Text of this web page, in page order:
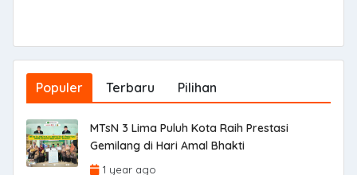
Populer Terbaru Pilihan
MTsN 3 Lima Puluh Kota Raih Prestasi
Gemilang di Hari Amal Bhakti
1 year ago